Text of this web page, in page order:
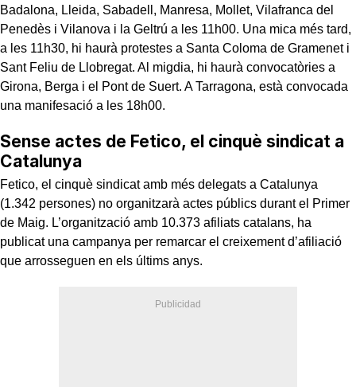
Badalona, Lleida, Sabadell, Manresa, Mollet, Vilafranca del
Penedès i Vilanova i la Geltrú a les 11h00. Una mica més tard,
a les 11h30, hi haurà protestes a Santa Coloma de Gramenet i
Sant Feliu de Llobregat. Al migdia, hi haurà convocatòries a
Girona, Berga i el Pont de Suert. A Tarragona, està convocada
una manifesació a les 18h00.
Sense actes de Fetico, el cinquè sindicat a
Catalunya
Fetico, el cinquè sindicat amb més delegats a Catalunya
(1.342 persones) no organitzarà actes públics durant el Primer
de Maig. L’organització amb 10.373 afiliats catalans, ha
publicat una campanya per remarcar el creixement d’afiliació
que arrosseguen en els últims anys.